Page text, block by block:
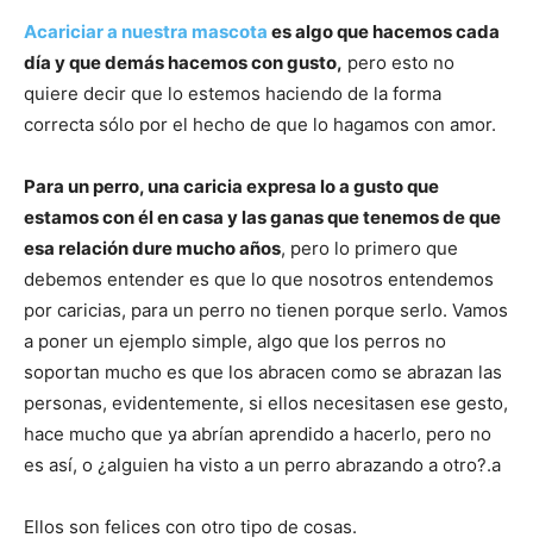
Razas
de
–
Acariciar a nuestra mascota es algo que hacemos cada
día y que demás hacemos con gusto, pero esto no
quiere decir que lo estemos haciendo de la forma
correcta sólo por el hecho de que lo hagamos con amor.
Para un perro, una caricia expresa lo a gusto que
estamos con él en casa y las ganas que tenemos de que
esa relación dure mucho años, pero lo primero que
debemos entender es que lo que nosotros entendemos
por caricias, para un perro no tienen porque serlo. Vamos
a poner un ejemplo simple, algo que los perros no
soportan mucho es que los abracen como se abrazan las
personas, evidentemente, si ellos necesitasen ese gesto,
hace mucho que ya abrían aprendido a hacerlo, pero no
es así, o ¿alguien ha visto a un perro abrazando a otro?.a
Ellos son felices con otro tipo de cosas.